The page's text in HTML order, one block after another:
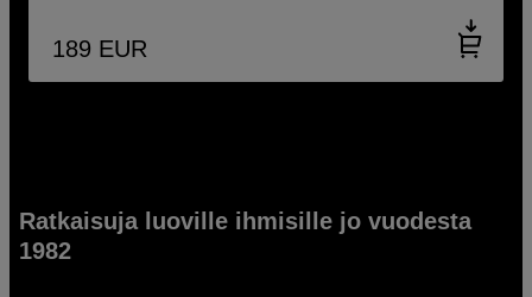
189 EUR
Ratkaisuja luoville ihmisille jo vuodesta
1982